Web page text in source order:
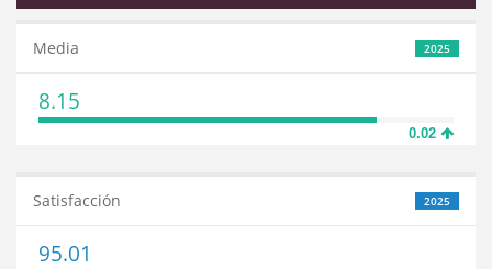
2025
Media
8.15
0.02
2025
Satisfacción
95.01